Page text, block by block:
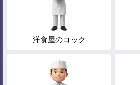
洋食屋のコック